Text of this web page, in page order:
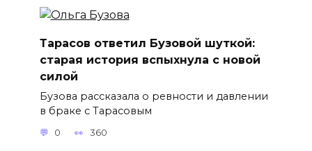
Тарасов ответил Бузовой шуткой:
старая история вспыхнула с новой
силой
Бузова рассказала о ревности и давлении
в браке с Тарасовым
0 360